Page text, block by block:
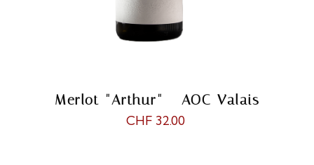
Merlot "Arthur" - AOC Valais
CHF 32.00